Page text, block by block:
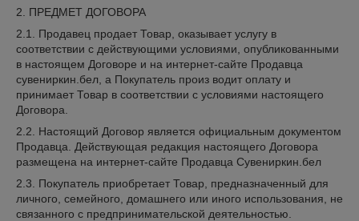
2. ПРЕДМЕТ ДОГОВОРА
2.1. Продавец продает Товар, оказывает услугу в
соответствии с действующими условиями, опубликованными
в настоящем Договоре и на интернет-сайте Продавца
сувениркин.бел, а Покупатель произ водит оплату и
принимает Товар в соответствии с условиями настоящего
Договора.
2.2. Настоящий Договор является официальным документом
Продавца. Действующая редакция настоящего Договора
размещена на интернет-сайте Продавца Сувениркин.бел
2.3. Покупатель приобретает Товар, предназначенный для
личного, семейного, домашнего или иного использования, не
связанного с предпринимательской деятельностью.